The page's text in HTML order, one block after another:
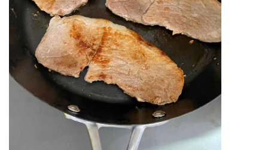
⁡
まだ半年くらいは先かな？😂